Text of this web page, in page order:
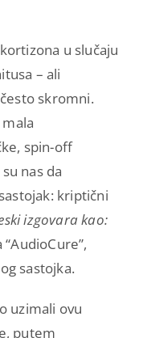
u slučaju
– ali
skromni.
spin-off
nas da
kriptični
izgovara kao:
“AudioCure”,
sastojka.
uzimali ovu
putem